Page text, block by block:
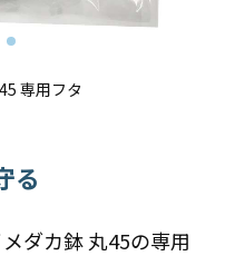
専用フタ
る
ダカ鉢 丸45の専用